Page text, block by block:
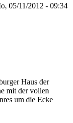
05/11/2012 - 09:34
Haus der
mit der vollen
um die Ecke